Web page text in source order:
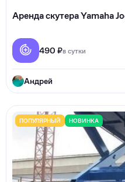
Аренда скутера Yamaha
490 ₽в сутки
Андрей
ПОПУЛЯРНЫЙ НОВИНКА